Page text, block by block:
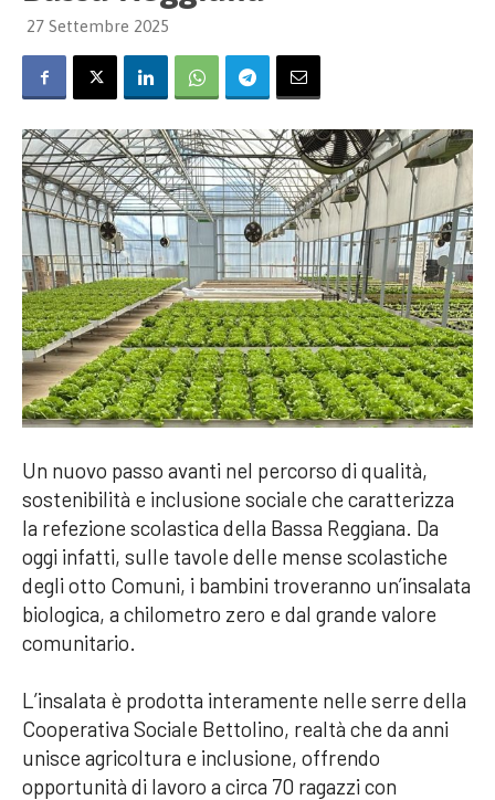
27 Settembre 2025
Un nuovo passo avanti nel percorso di qualità,
sostenibilità e inclusione sociale che caratterizza
la refezione scolastica della Bassa Reggiana. Da
oggi infatti, sulle tavole delle mense scolastiche
degli otto Comuni, i bambini troveranno un’insalata
biologica, a chilometro zero e dal grande valore
comunitario.
L’insalata è prodotta interamente nelle serre della
Cooperativa Sociale Bettolino, realtà che da anni
unisce agricoltura e inclusione, offrendo
opportunità di lavoro a circa 70 ragazzi con